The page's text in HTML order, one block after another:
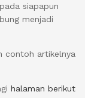
siapapun
menjadi
contoh artikelnya
halaman berikut